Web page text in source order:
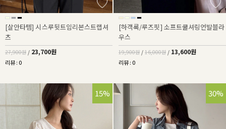
[살안타템] 시스루뒷트임리본스트랩셔
츠
27,900원 / 23,700원
리뷰 : 0
[하객룩/루즈핏] 소프트쿨셔링언발블라
우스
19,900원 / 16,000원 / 13,600원
리뷰 : 0
15% 30%